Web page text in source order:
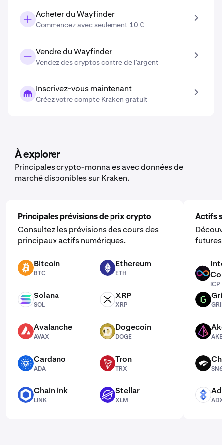
Acheter du Wayfinder
Commencez avec seulement 10 €
Vendre du Wayfinder
Vendez des cryptos contre de l’argent
Inscrivez-vous maintenant
Créez votre compte Kraken gratuit
À explorer
Principales crypto-monnaies avec données de
marché disponibles sur Kraken.
Principales prévisions de prix crypto
Consultez les prévisions des cours des
principaux actifs numériques.
BTC Bitcoin
BTC
ETH Ethereum
ETH
SOL Solana
SOL
XRP XRP
XRP
AVAX Avalanche
AVAX
DOGE Dogecoin
DOGE
ADA Cardano
ADA
TRX Tron
TRX
Chainlink
LINK
XLM Stellar
XLM
Actifs
ICP
ICP
GRIFFAIN
AKE
AKE
SN64
ADX